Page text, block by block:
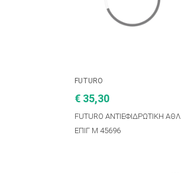
FUTURO
€ 35,30
FUTURO ΑΝΤΙΕΦΙΔΡΩΤΙΚΗ ΑΘΛ
ΕΠΙΓ M 45696